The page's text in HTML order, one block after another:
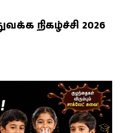
நிகழ்ச்சி 2026